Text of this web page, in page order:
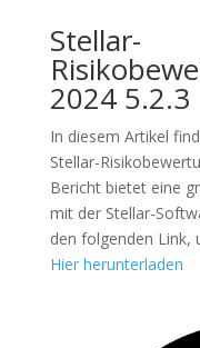
Stellar-
2024 5.2.3
In diesem Artikel
Stellar-
Bericht bietet eine
mit der Stellar-
den folgenden Link,
Hier herunterladen